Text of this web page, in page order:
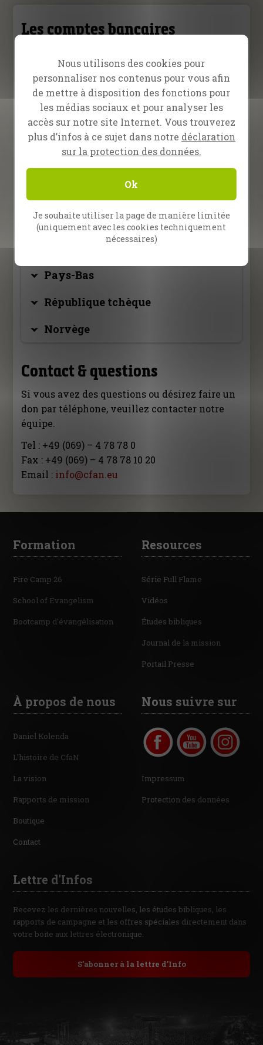
Les comptes bancaires
France
Crédit Mutuel Hoerdt, France
N° de compte : 20033801
N° de banque : 10278
Guichet 01047 • Clé : 65
FR76102780104700 02003380
Autriche
Pays-Bas
République tchèque
Norvège
Contact & questions
Si vous avez des questions ou désirez faire un
don par téléphone, veuillez contacter notre
équipe.
Tel : +49 (069) – 4 78 78 0
Fax : +49 (069) – 4 78 78 10 20
Email : info@cfan.eu
Formation
Fire Camp 26
School of Evangelism
Bootcamp d'évangélisation
Resources
Série Full Flame
Vidéos
Études bibliques
Journal de la mission
Portail Presse
À propos de nous
Daniel Kolenda
L'histoire de CfaN
La vision
Rapports de mission
Boutique
Contact
Nous suivre sur
Impressum
Protection des données
Lettre d'Infos
Recevez les dernières nouvelles, les études bibliques, les
rapports de campagne et les offres spéciales directement dans
votre boite aux lettres électronique.
S’abonner à la lettre d’Info
Nous utilisons des cookies pour
personnaliser nos contenus pour vous afin
de mettre à disposition des fonctions pour
les médias sociaux et pour analyser les
accès sur notre site Internet. Vous trouverez
plus d’infos à ce sujet dans notre déclaration
sur la protection des données.
Ok
Je souhaite utiliser la page de manière limitée
(uniquement avec les cookies techniquement
nécessaires)